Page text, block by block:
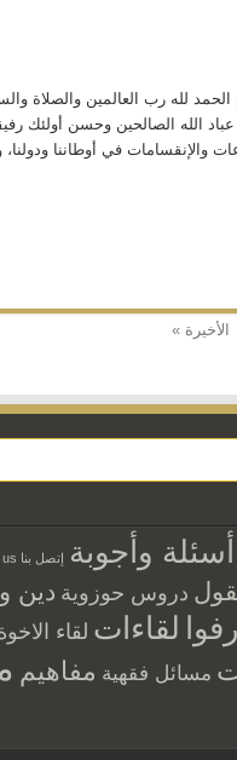
لله رب العالمين والصلاة
الله الصالحين وحسن أولئك
والإنقسامات في أوطاننا
الأخيرة »
أسئلة وأجوبة إتصل بنا Contact us
دروس حوزوية دين
لقاءات لقاء
مسائل فقهية مفاهيم